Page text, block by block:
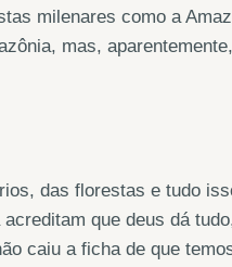
milenares como a
mas,
das florestas e tudo
que deus dá
caiu a ficha de que